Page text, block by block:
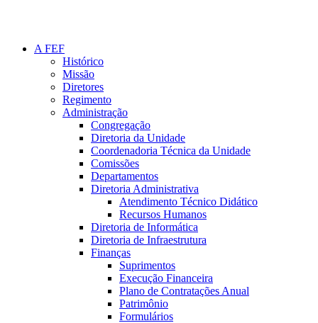
A FEF
Histórico
Missão
Diretores
Regimento
Administração
Congregação
Diretoria da Unidade
Coordenadoria Técnica da Unidade
Comissões
Departamentos
Diretoria Administrativa
Atendimento Técnico Didático
Recursos Humanos
Diretoria de Informática
Diretoria de Infraestrutura
Finanças
Suprimentos
Execução Financeira
Plano de Contratações Anual
Patrimônio
Formulários